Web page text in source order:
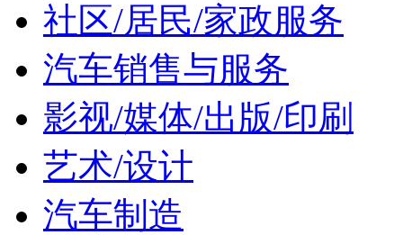
社区/居民/家政服务
汽车销售与服务
影视/媒体/出版/印刷
艺术/设计
汽车制造